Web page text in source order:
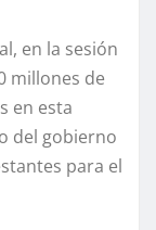
en la sesión
millones de
en esta
del gobierno
para el